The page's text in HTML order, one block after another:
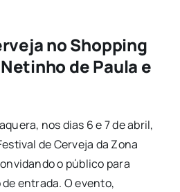
no Shopping
de Paula e
nos dias 6 e 7 de abril,
de Cerveja da Zona
o público para
entrada. O evento,